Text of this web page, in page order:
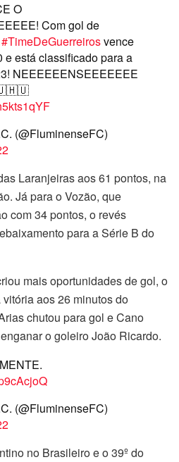
O
Com gol de
#TimeDeGuerreirosvence
e está classificado para a
NEEEEEENSEEEEEEE
(@FluminenseFC)
Laranjeiras aos 61 pontos, na
Já para o Vozão, que
com 34 pontos, o revés
para a Série B do
mais oportunidades de gol, o
aos 26 minutos do
chutou para gol e Cano
o goleiro João Ricardo.
(@FluminenseFC)
no Brasileiro e o 39º do